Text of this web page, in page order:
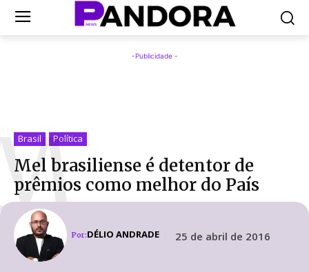
-Publicidade -
Brasil Política
Mel brasiliense é detentor de
prêmios como melhor do País
Por:DÉLIO ANDRADE 25 de abril de 2016